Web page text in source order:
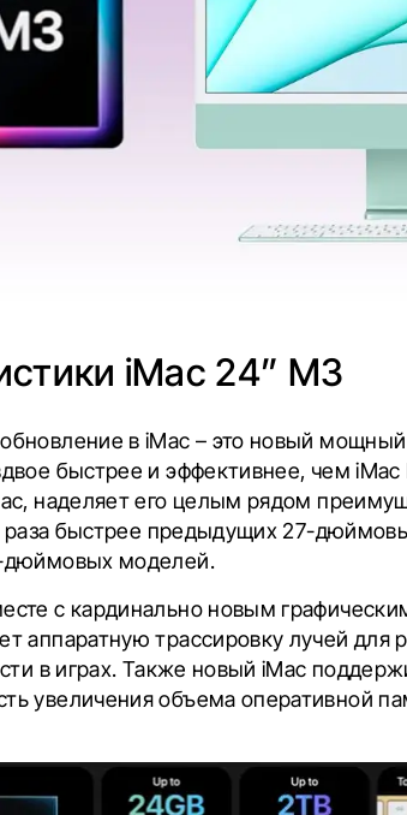
iMac 24” M3
в iMac – это новый мощный
быстрее и эффективнее, чем
наделяет его целым рядом
быстрее предыдущих 27-
дюймовых моделей.
с кардинально новым
аппаратную трассировку лучей для
в играх. Также новый iMac
увеличения объема оперативной